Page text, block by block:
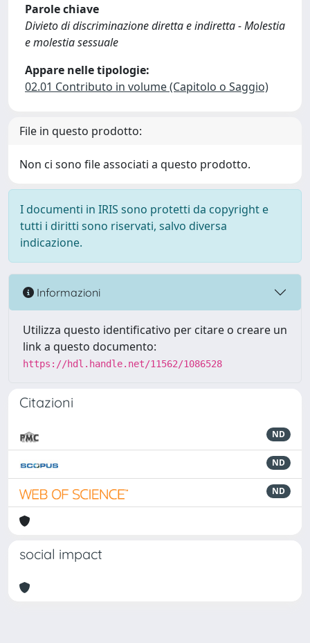
Parole chiave
Divieto di discriminazione diretta e indiretta - Molestia
e molestia sessuale
Appare nelle tipologie:
02.01 Contributo in volume (Capitolo o Saggio)
File in questo prodotto:
Non ci sono file associati a questo prodotto.
I documenti in IRIS sono protetti da copyright e
tutti i diritti sono riservati, salvo diversa
indicazione.
Informazioni
Utilizza questo identificativo per citare o creare un
link a questo documento:
https://hdl.handle.net/11562/1086528
Citazioni
ND
ND
ND
social impact